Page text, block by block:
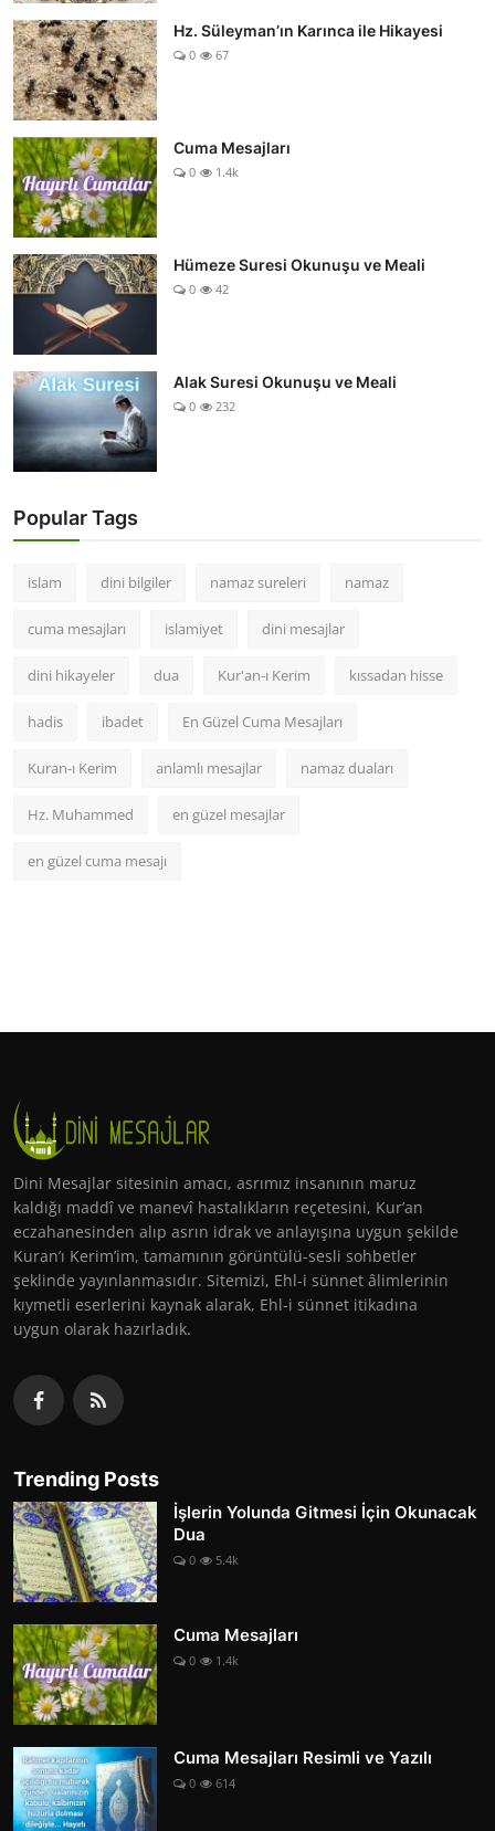
Hz. Süleyman’ın Karınca ile Hikayesi
0 67
Cuma Mesajları
0 1.4k
Hümeze Suresi Okunuşu ve Meali
0 42
Alak Suresi Okunuşu ve Meali
0 232
Popular Tags
islam dini bilgiler namaz sureleri namaz
cuma mesajları islamiyet dini mesajlar
dini hikayeler dua Kur'an-ı Kerim kıssadan hisse
hadis ibadet En Güzel Cuma Mesajları
Kuran-ı Kerim anlamlı mesajlar namaz duaları
Hz. Muhammed en güzel mesajlar
en güzel cuma mesajı
Dini Mesajlar sitesinin amacı, asrımız insanının maruz
kaldığı maddî ve manevî hastalıkların reçetesini, Kur’an
eczahanesinden alıp asrın idrak ve anlayışına uygun şekilde
Kuran’ı Kerim’im, tamamının görüntülü-sesli sohbetler
şeklinde yayınlanmasıdır. Sitemizi, Ehl-i sünnet âlimlerinin
kıymetli eserlerini kaynak alarak, Ehl-i sünnet itikadına
uygun olarak hazırladık.
Trending Posts
İşlerin Yolunda Gitmesi İçin Okunacak
Dua
0 5.4k
Cuma Mesajları
0 1.4k
Cuma Mesajları Resimli ve Yazılı
0 614